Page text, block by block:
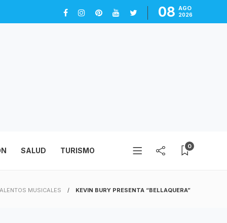
08 AGO
2026
SALUD TURISMO 0
MUSICALES KEVIN BURY PRESENTA “BELLAQUERA”